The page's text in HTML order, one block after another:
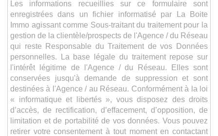
Les informations recueillies sur ce formulaire sont
enregistrées dans un fichier informatisé par La Boite
Immo agissant comme Sous-traitant du traitement pour la
gestion de la clientèle/prospects de l'Agence / du Réseau
qui reste Responsable du Traitement de vos Données
personnelles. La base légale du traitement repose sur
l'intérêt légitime de l'Agence / du Réseau. Elles sont
conservées jusqu'à demande de suppression et sont
destinées à l'Agence / au Réseau. Conformément à la loi
« informatique et libertés », vous disposez des droits
d’accès, de rectification, d’effacement, d’opposition, de
limitation et de portabilité de vos données. Vous pouvez
retirer votre consentement à tout moment en contactant